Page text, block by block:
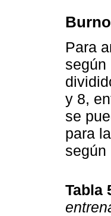
Para
según
y 8,
se
para
según
Tabla